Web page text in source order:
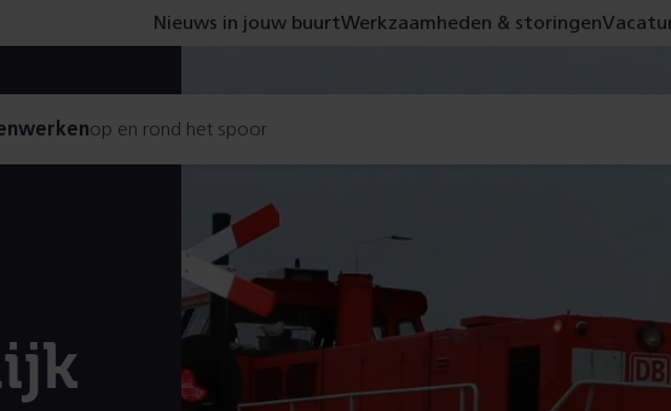
Nieuws in jouw buurtWerkzaamheden & storingen
op en rond het spoor